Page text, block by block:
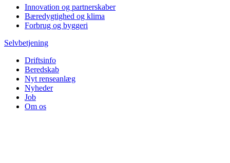
Innovation og partnerskaber
Bæredygtighed og klima
Forbrug og byggeri
Selvbetjening
Driftsinfo
Beredskab
Nyt renseanlæg
Nyheder
Job
Om os